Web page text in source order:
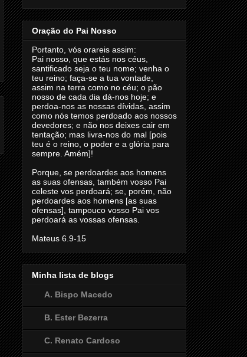
Oração do Pai Nosso
Portanto, vós orareis assim:
Pai nosso, que estás nos céus,
santificado seja o teu nome; venha o
teu reino; faça-se a tua vontade,
assim na terra como no céu; o pão
nosso de cada dia dá-nos hoje; e
perdoa-nos as nossas dívidas, assim
como nós temos perdoado aos nossos
devedores; e não nos deixes cair em
tentação; mas livra-nos do mal [pois
teu é o reino, o poder e a glória para
sempre. Amém]!
Porque, se perdoardes aos homens
as suas ofensas, também vosso Pai
celeste vos perdoará; se, porém, não
perdoardes aos homens [as suas
ofensas], tampouco vosso Pai vos
perdoará as vossas ofensas.
Mateus 6.9-15
Minha lista de blogs
A. Bispo Macedo
B. Ester Bezerra
C. Renato Cardoso